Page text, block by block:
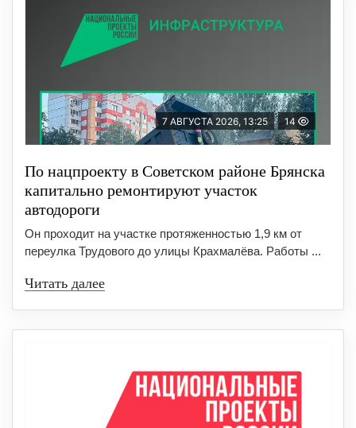
7 АВГУСТА 2026, 13:25 14
По нацпроекту в Советском районе Брянска
капитально ремонтируют участок
автодороги
Он проходит на участке протяженностью 1,9 км от
переулка Трудового до улицы Крахмалёва. Работы ...
Читать далее